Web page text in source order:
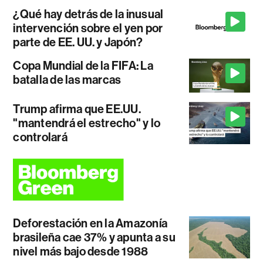
¿Qué hay detrás de la inusual
intervención sobre el yen por
parte de EE. UU. y Japón?
Copa Mundial de la FIFA: La
batalla de las marcas
Trump afirma que EE.UU.
"mantendrá el estrecho" y lo
controlará
Deforestación en la Amazonía
brasileña cae 37% y apunta a su
nivel más bajo desde 1988